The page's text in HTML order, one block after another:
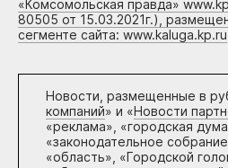
«Комсомольская правда»
80505 от 15.03.2021г.),
сегменте сайта: www.kaluga.kp.ru
Новости, размещенные в
компаний» и «Новости
«реклама», «городская
«законодательное
«область», «Городской